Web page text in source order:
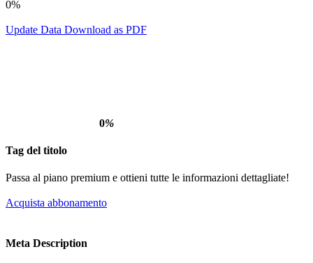
0%
Update Data Download as PDF
0%
Tag del titolo
Passa al piano premium e ottieni tutte le informazioni dettagliate!
Acquista abbonamento
Meta Description